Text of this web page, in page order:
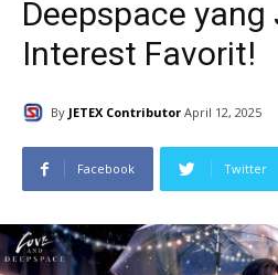
Deepspace yang
Interest Favorit!
By JETEX Contributor April 12, 2025
Facebook Twitter